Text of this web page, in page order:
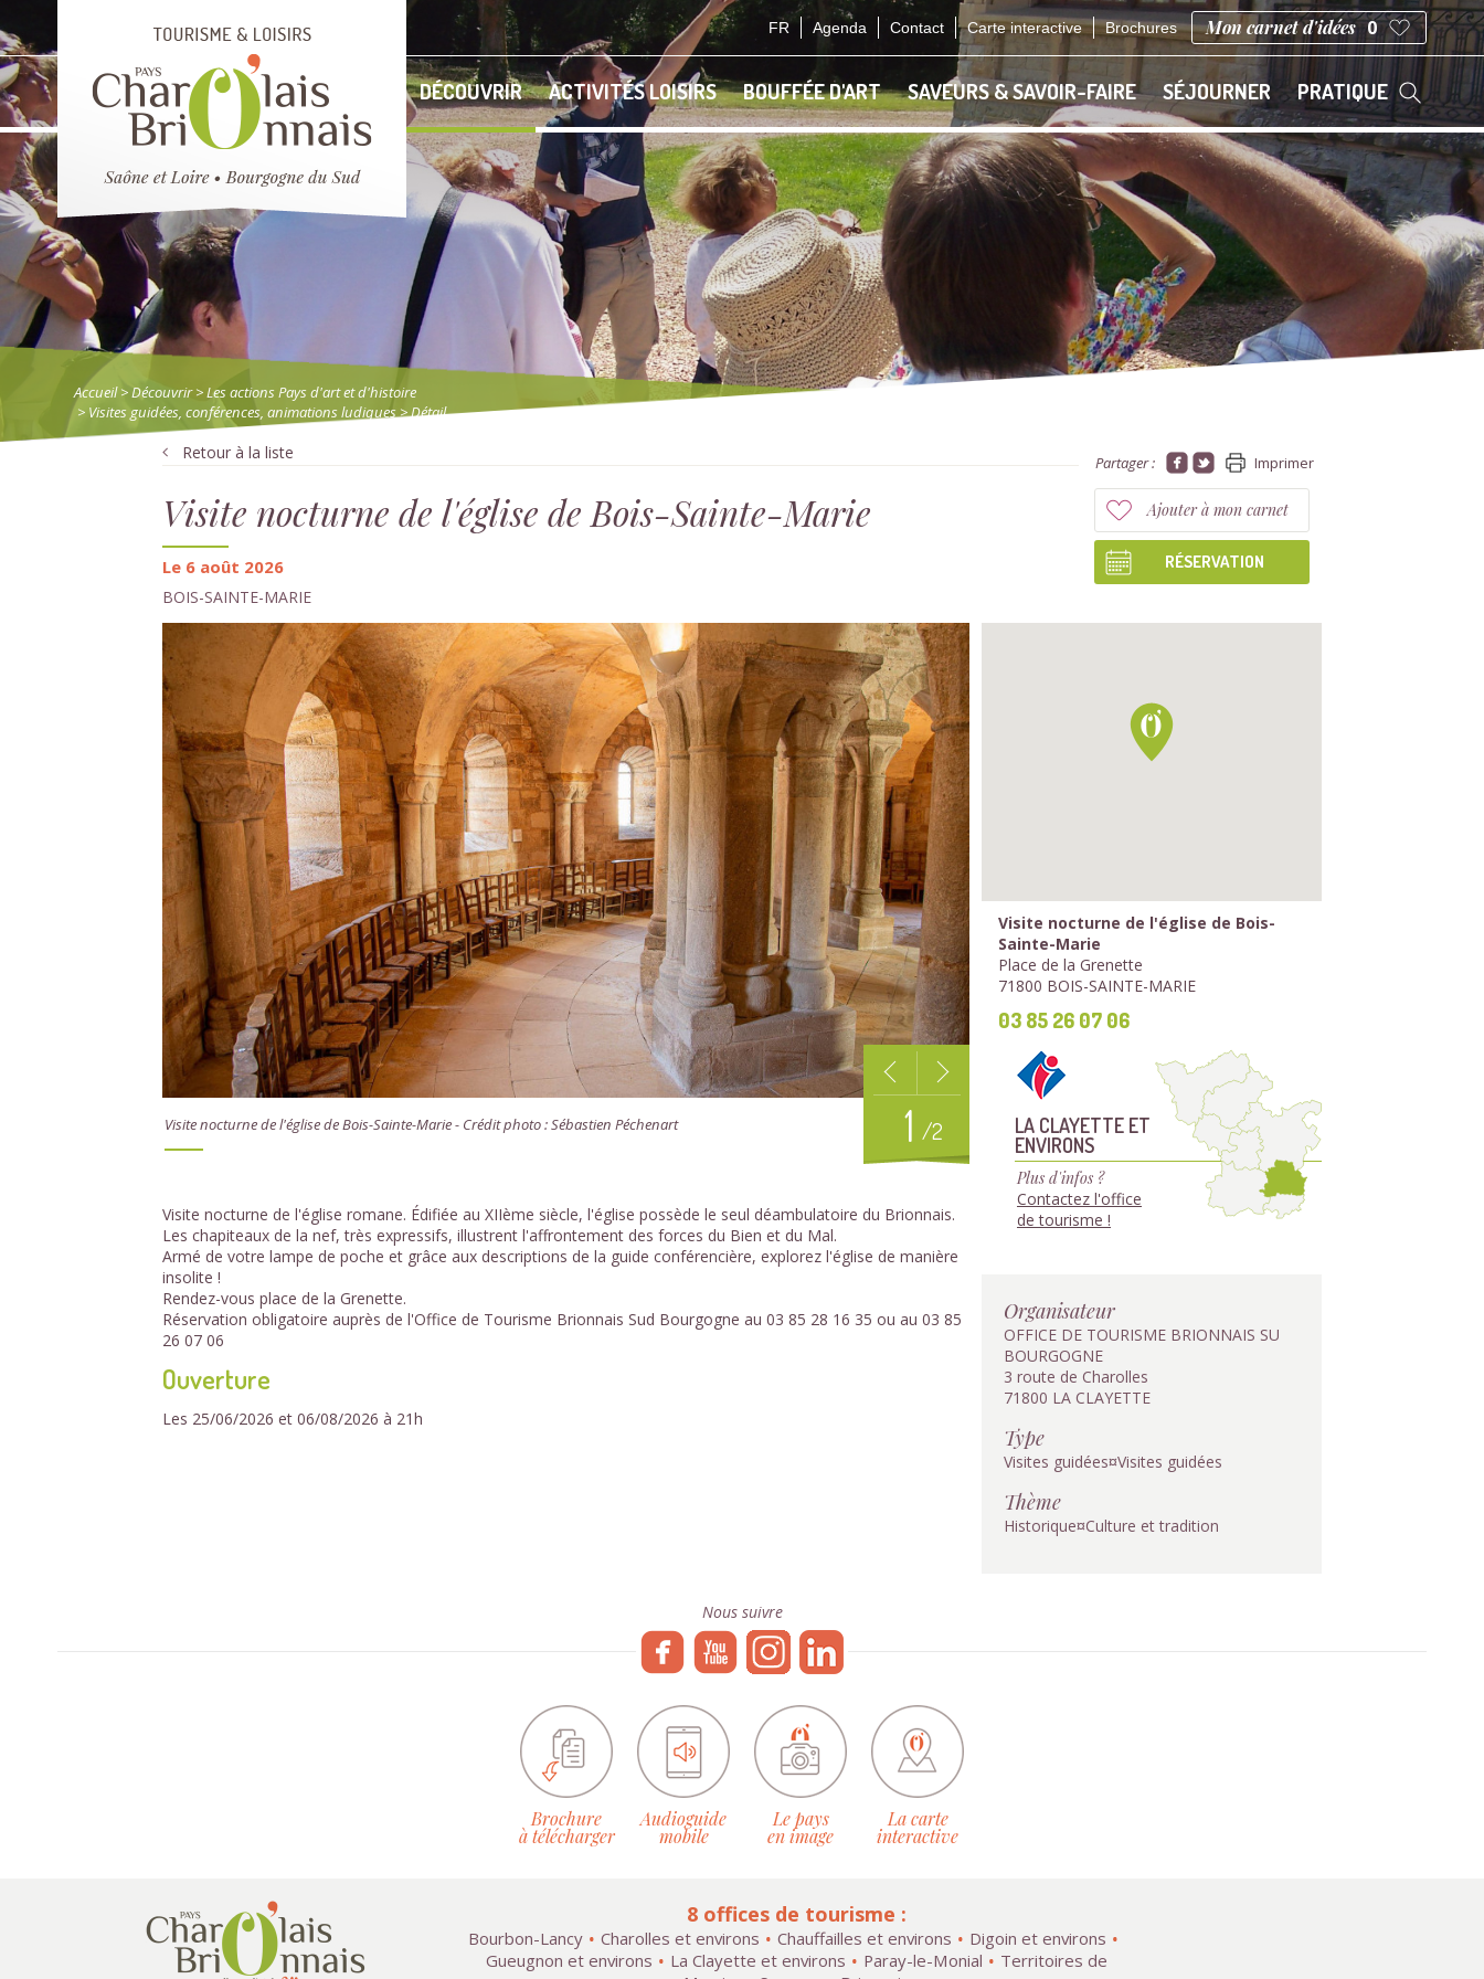
FR Agenda Contact Carte interactive Brochures Mon carnet d'idées 0
DÉCOUVRIR ACTIVITÉS LOISIRS BOUFFÉE D'ART SAVEURS & SAVOIR-FAIRE SÉJOURNER PRATIQUE
Accueil> Découvrir>Les actions Pays d'art et d'histoire
> Visites guidées, conférences, animations ludiques> Détail
Retour à la liste Partager : Imprimer
Visite nocturne de l'église de Bois-Sainte-Marie
Le 6 août 2026
BOIS-SAINTE-MARIE
Ajouter à mon carnet
RÉSERVATION
Visite nocturne de l'église de Bois-Sainte-Marie - Crédit photo : Sébastien Péchenart 1 /2
Visite nocturne de l'église romane. Édifiée au XIIème siècle, l'église possède le seul déambulatoire du Brionnais.
Les chapiteaux de la nef, très expressifs, illustrent l'affrontement des forces du Bien et du Mal.
Armé de votre lampe de poche et grâce aux descriptions de la guide conférencière, explorez l'église de manière
insolite !
Rendez-vous place de la Grenette.
Réservation obligatoire auprès de l'Office de Tourisme Brionnais Sud Bourgogne au 03 85 28 16 35 ou au 03 85
26 07 06
Ouverture
Les 25/06/2026 et 06/08/2026 à 21h
Visite nocturne de l'église de Bois-
Sainte-Marie
Place de la Grenette
71800 BOIS-SAINTE-MARIE
03 85 26 07 06
LA CLAYETTE ET
ENVIRONS
Plus d'infos ?
Contactez l'office
de tourisme !
Organisateur
OFFICE DE TOURISME BRIONNAIS SU
BOURGOGNE
3 route de Charolles
71800 LA CLAYETTE
Type
Visites guidées¤Visites guidées
Thème
Historique¤Culture et tradition
Nous suivre
Brochure
à télécharger
Audioguide
mobile
Le pays
en image
La carte
interactive
8 offices de tourisme :
Bourbon-Lancy Charolles et environs Chauffailles et environs
Digoin et environs
Gueugnon et environs
La Clayette et environs Paray-le-Monial
Territoires de